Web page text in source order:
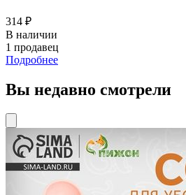
314 ₽
В наличии
1 продавец
Подробнее
Вы недавно смотрели